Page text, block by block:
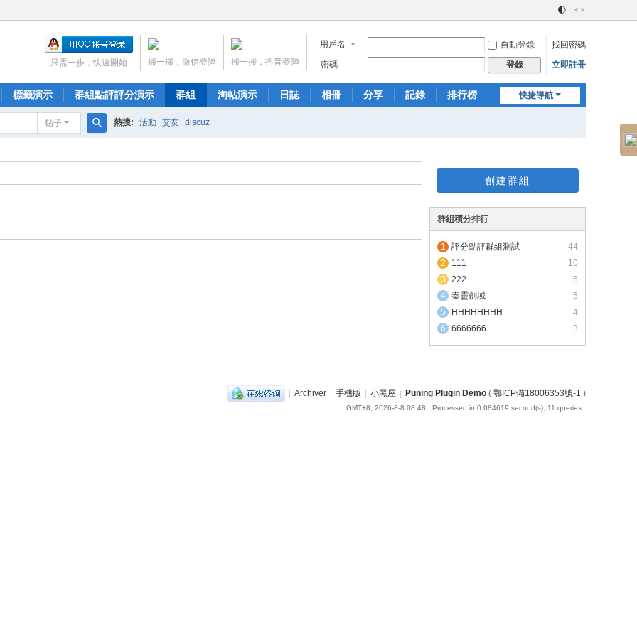
🌓
切
到
寬
用戶名 自動登錄
找回密碼
密碼
登錄 立即註冊
掃一掃，抖音登陸
掃一掃，微信登陸
只需一步，快速開始
快捷導航
標籤演示 群組點評評分演示 群組 淘帖演示 日誌 相冊 分享 記錄 排行榜
帖子
索
熱搜: 活動 交友 discuz
創建群組
群組積分排行
44
評分點評群組測試
10
111
6
222
5
秦靈劍域
4
HHHHHHHH
3
6666666
| Archiver | 手機版 | 小黑屋 | Puning Plugin Demo ( 鄂ICP備18006353號-1 )
GMT+8, 2026-8-8 08:48 , Processed in 0.084619 second(s), 11 queries .